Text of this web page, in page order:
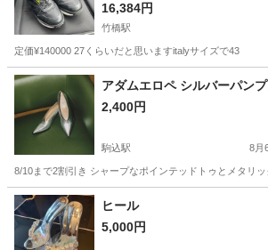
16,384円
竹橋駅
定価¥140000 27くらいだと思いますitalyサイズで43
東京 千代田区 竹橋駅
アダムエロペ シルバーパン
2,400円
駒込駅 8月
8/10まで2割引き シャープなポインテッドトゥとメタリ
東京 文京区
ヒール
5,000円